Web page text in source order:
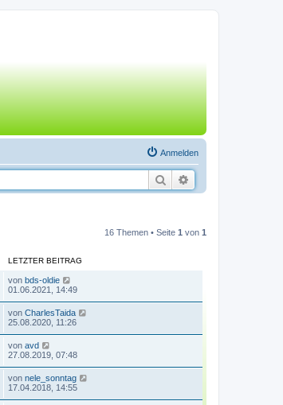
Anmelden
Suche
16 Themen • Seite 1 von 1
LETZTER BEITRAG
von bds-oldie
01.06.2021, 14:49
von CharlesTaida
25.08.2020, 11:26
von avd
27.08.2019, 07:48
von nele_sonntag
17.04.2018, 14:55